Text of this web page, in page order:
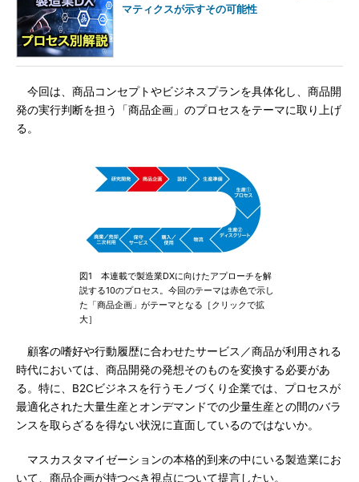
マティクスが示すその可能性
今回は、商品コンセプトやビジネスプランを具体化し、商品開
発の実行判断を担う「商品企画」のプロセスをテーマに取り上げ
る。
図1 本連載で製造業DXに向けたアプローチを解
説する10のプロセス。今回のテーマは赤色で示し
た「商品企画」がテーマとなる［クリックで拡
大］
顧客の嗜好や行動履歴に合わせたサービス／商品が利用される
時代においては、商品開発の発想そのものを変換する必要があ
る。特に、B2Cビジネスを行うモノづくり企業では、プロセスが
最適化された大量生産とオンデマンドでの少量生産との間のバラ
ンスを取らざるを得ない状況に直面しているのではないか。
マスカスタマイゼーションの本格的到来の中にいる製造業にお
いて、商品企画が持つべき視点について提言したい。